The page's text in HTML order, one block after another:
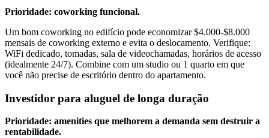
Prioridade: coworking funcional.
Um bom coworking no edifício pode economizar $4.000-$8.000
mensais de coworking externo e evita o deslocamento. Verifique:
WiFi dedicado, tomadas, sala de videochamadas, horários de acesso
(idealmente 24/7). Combine com um studio ou 1 quarto em que
você não precise de escritório dentro do apartamento.
Investidor para aluguel de longa duração
Prioridade: amenities que melhorem a demanda sem destruir a
rentabilidade.